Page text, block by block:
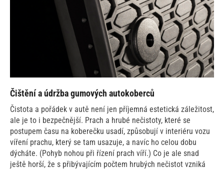
Čištění a údržba gumových autokoberců
Čistota a pořádek v autě není jen příjemná estetická záležitost,
ale je to i bezpečnější. Prach a hrubé nečistoty, které se
postupem času na koberečku usadí, způsobují v interiéru vozu
víření prachu, který se tam usazuje, a navíc ho celou dobu
dýcháte. (Pohyb nohou při řízení prach víří.) Co je ale snad
ještě horší, že s přibývajícím počtem hrubých nečistot vzniká